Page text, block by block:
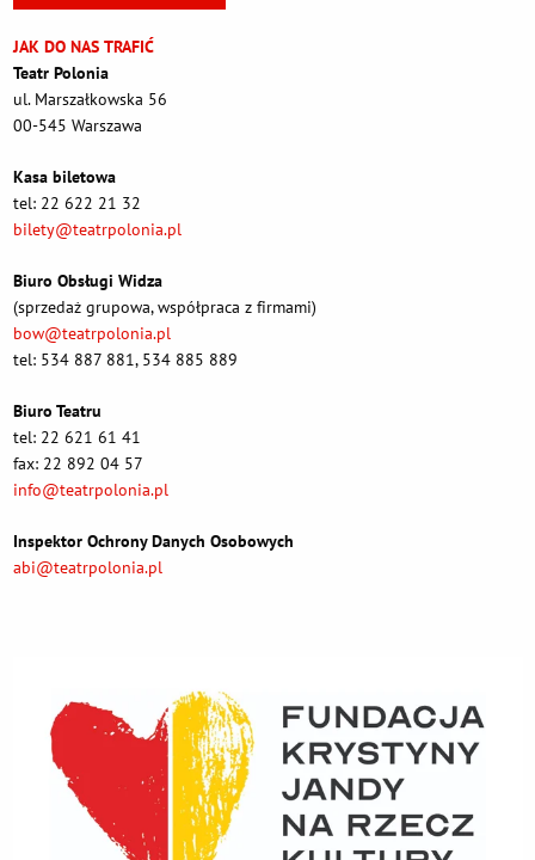
JAK DO NAS TRAFIĆ
Teatr Polonia
ul. Marszałkowska 56
00-545 Warszawa
Kasa biletowa
tel: 22 622 21 32
bilety@teatrpolonia.pl
Biuro Obsługi Widza
(sprzedaż grupowa, współpraca z firmami)
bow@teatrpolonia.pl
tel: 534 887 881, 534 885 889
Biuro Teatru
tel: 22 621 61 41
fax: 22 892 04 57
info@teatrpolonia.pl
Inspektor Ochrony Danych Osobowych
abi@teatrpolonia.pl